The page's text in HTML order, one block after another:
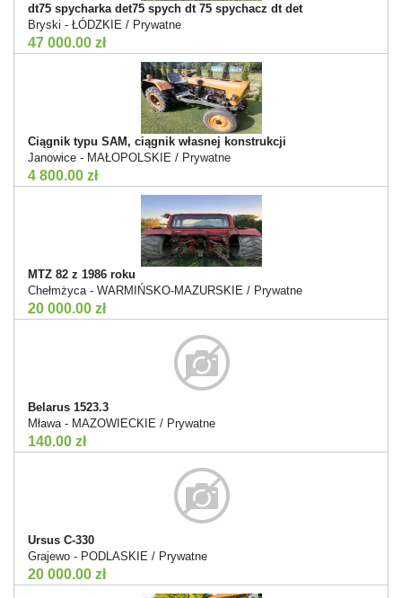
dt75 spycharka det75 spych dt 75 spychacz dt det
Bryski - ŁÓDZKIE / Prywatne
47 000.00 zł
Ciągnik typu SAM, ciągnik własnej konstrukcji
Janowice - MAŁOPOLSKIE / Prywatne
4 800.00 zł
MTZ 82 z 1986 roku
Chełmżyca - WARMIŃSKO-MAZURSKIE / Prywatne
20 000.00 zł
Belarus 1523.3
Mława - MAZOWIECKIE / Prywatne
140.00 zł
Ursus C-330
Grajewo - PODLASKIE / Prywatne
20 000.00 zł